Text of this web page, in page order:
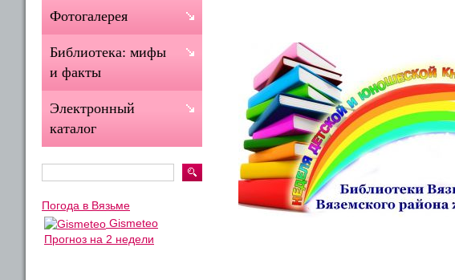
Фотогалерея
Библиотека: мифы
и факты
Электронный
каталог
Погода в Вязьме
Gismeteo
Прогноз на 2 недели